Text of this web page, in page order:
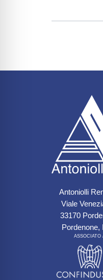
Antoniolli
Viale
33170
Pordenone,
ASSOCIATO